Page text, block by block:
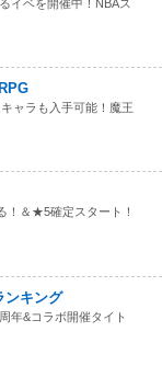
イベを開催中！NBAス
ャラも入手可能！魔王
！＆★5確定スタート！
ンキング
年&コラボ開催タイト